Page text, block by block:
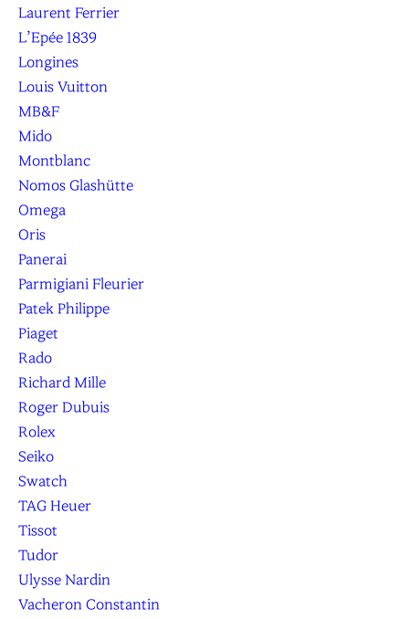
Laurent Ferrier
L’Epée 1839
Longines
Louis Vuitton
MB&F
Mido
Montblanc
Nomos Glashütte
Omega
Oris
Panerai
Parmigiani Fleurier
Patek Philippe
Piaget
Rado
Richard Mille
Roger Dubuis
Rolex
Seiko
Swatch
TAG Heuer
Tissot
Tudor
Ulysse Nardin
Vacheron Constantin